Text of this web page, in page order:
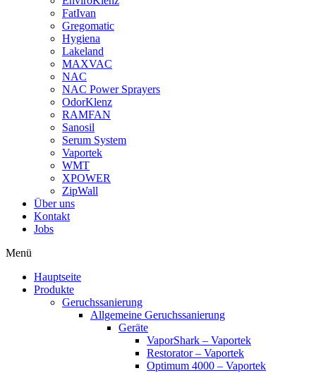
FatIvan
Gregomatic
Hygiena
Lakeland
MAXVAC
NAC
NAC Power Sprayers
OdorKlenz
RAMFAN
Sanosil
Serum System
Vaportek
WMT
XPOWER
ZipWall
Über uns
Kontakt
Jobs
Menü
Hauptseite
Produkte
Geruchssanierung
Allgemeine Geruchssanierung
Geräte
VaporShark – Vaportek
Restorator – Vaportek
Optimum 4000 – Vaportek